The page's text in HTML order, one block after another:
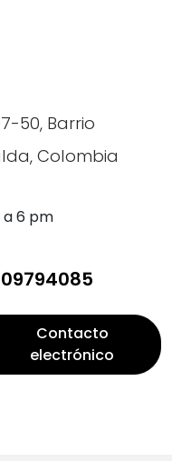
50, Barrio
Colombia
a 6 pm
Contacto
electrónico